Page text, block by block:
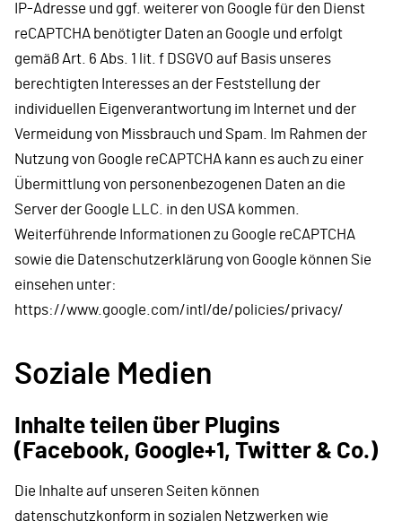
IP-Adresse und ggf. weiterer von Google für den Dienst
reCAPTCHA benötigter Daten an Google und erfolgt
gemäß Art. 6 Abs. 1 lit. f DSGVO auf Basis unseres
berechtigten Interesses an der Feststellung der
individuellen Eigenverantwortung im Internet und der
Vermeidung von Missbrauch und Spam. Im Rahmen der
Nutzung von Google reCAPTCHA kann es auch zu einer
Übermittlung von personenbezogenen Daten an die
Server der Google LLC. in den USA kommen.
Weiterführende Informationen zu Google reCAPTCHA
sowie die Datenschutzerklärung von Google können Sie
einsehen unter:
https://www.google.com/intl/de/policies/privacy/
Soziale Medien
Inhalte teilen über Plugins
(Facebook, Google+1, Twitter & Co.)
Die Inhalte auf unseren Seiten können
datenschutzkonform in sozialen Netzwerken wie